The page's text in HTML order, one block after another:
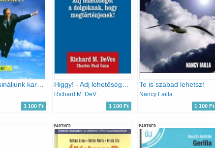
1 100 Ft
Richard M. DeVos; Charles Paul Conn
1 100 Ft
Te is szabad lehetsz!
Nancy Failla
1 100 Ft
PARTNER PARTNER